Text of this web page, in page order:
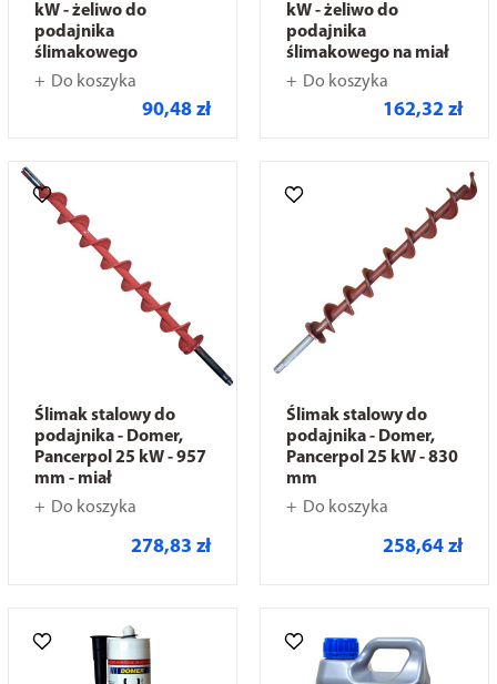
kW - żeliwo do
podajnika
ślimakowego
Do koszyka
90,48 zł
kW - żeliwo do
podajnika
ślimakowego na miał
Do koszyka
162,32 zł
Ślimak stalowy do
podajnika - Domer,
Pancerpol 25 kW - 957
mm - miał
Do koszyka
278,83 zł
Ślimak stalowy do
podajnika - Domer,
Pancerpol 25 kW - 830
mm
Do koszyka
258,64 zł